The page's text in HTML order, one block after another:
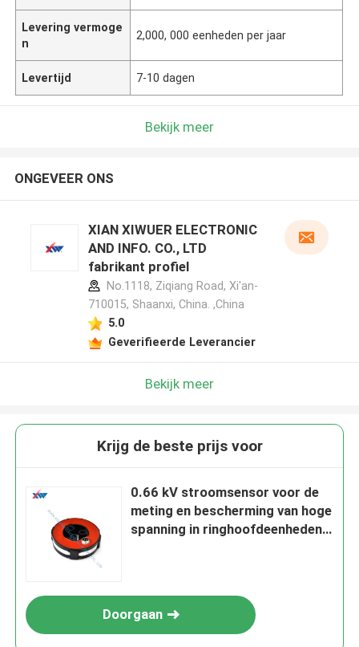
Levering vermoge
n
2,000, 000 eenheden per jaar
Levertijd 7-10 dagen
Bekijk meer
ONGEVEER ONS
XIAN XIWUER ELECTRONIC
AND INFO. CO., LTD
fabrikant profiel
No.1118, Ziqiang Road, Xi'an-
710015, Shaanxi, China. ,China
5.0
Geverifieerde Leverancier
Bekijk meer
Krijg de beste prijs voor
0.66 kV stroomsensor voor de
meting en bescherming van hoge
spanning in ringhoofdeenheden
Doorgaan